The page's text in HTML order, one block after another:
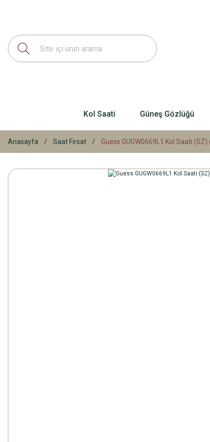
Kol Saati Güneş Gözlüğü
Anasayfa Saat Fırsat Guess GUGW0669L1 Kol Saati (SZ)